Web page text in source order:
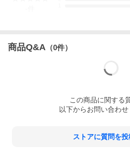
商品Q&A （0件）
この商品に関する
以下からお問い合わせ
ストアに質問を投